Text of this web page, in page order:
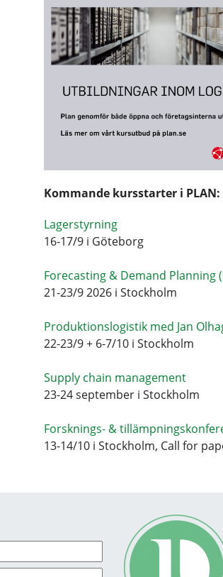
Kommande kursstarter i PLAN:
Lagerstyrning
16-17/9 i Göteborg
Forecasting & Demand Planning
21-23/9 2026 i Stockholm
Produktionslogistik med Jan
22-23/9 + 6-7/10 i Stockholm
Supply chain management
23-24 september i Stockholm
Forsknings- &
13-14/10 i Stockholm, Call for